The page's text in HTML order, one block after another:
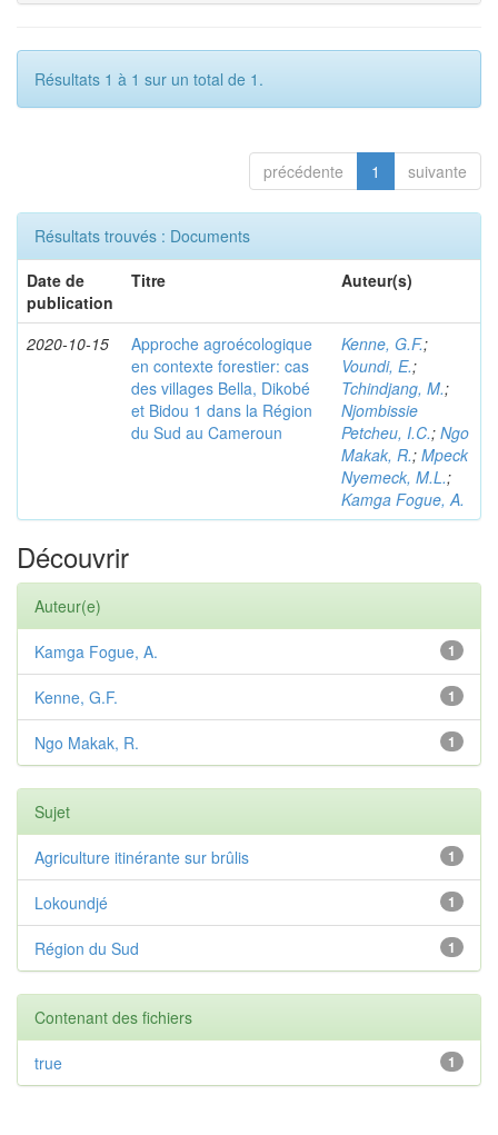
Résultats 1 à 1 sur un total de 1.
précédente 1 suivante
Résultats trouvés : Documents
Date de
publication
Titre Auteur(s)
2020-10-15
Approche agroécologique
en contexte forestier: cas
des villages Bella, Dikobé
et Bidou 1 dans la Région
du Sud au Cameroun
Kenne, G.F.;
Voundi, E.;
Tchindjang, M.;
Njombissie
Petcheu, I.C.; Ngo
Makak, R.; Mpeck
Nyemeck, M.L.;
Kamga Fogue, A.
Découvrir
Auteur(e)
1
Kamga Fogue, A.
1
Kenne, G.F.
1
Ngo Makak, R.
Sujet
1
Agriculture itinérante sur brûlis
1
Lokoundjé
1
Région du Sud
Contenant des fichiers
1
true